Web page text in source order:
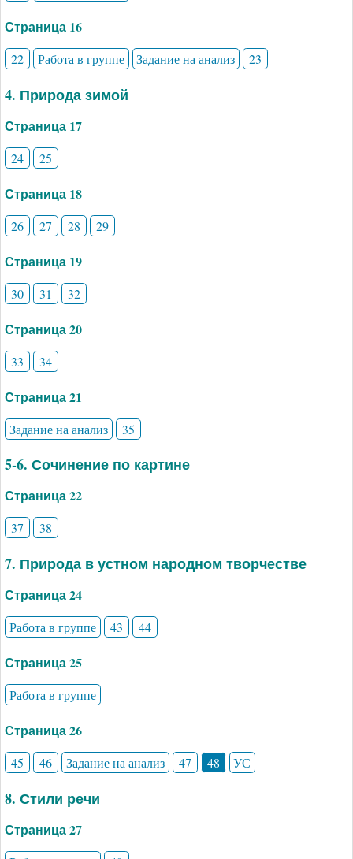
Страница 16
22 Работа в группе Задание на анализ 23
4. Природа зимой
Страница 17
24 25
Страница 18
26 27 28 29
Страница 19
30 31 32
Страница 20
33 34
Страница 21
Задание на анализ 35
5-6. Сочинение по картине
Страница 22
37 38
7. Природа в устном народном творчестве
Страница 24
Работа в группе 43 44
Страница 25
Работа в группе
Страница 26
45 46 Задание на анализ 47 48 УС
8. Стили речи
Страница 27